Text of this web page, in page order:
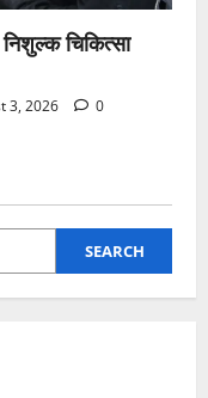
चिकित्सा
3, 2026 0
SEARCH